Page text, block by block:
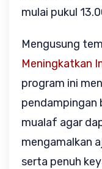
mulai pukul
Mengusung
Meningkatkan
program ini
pendampingan
mualaf agar
mengamalkan
serta penuh